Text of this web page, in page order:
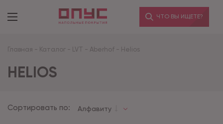
ЧТО ВЫ ИЩЕТЕ?
Главная - Каталог - LVT - Aberhof - Helios
HELIOS
Сортировать по: Алфавиту